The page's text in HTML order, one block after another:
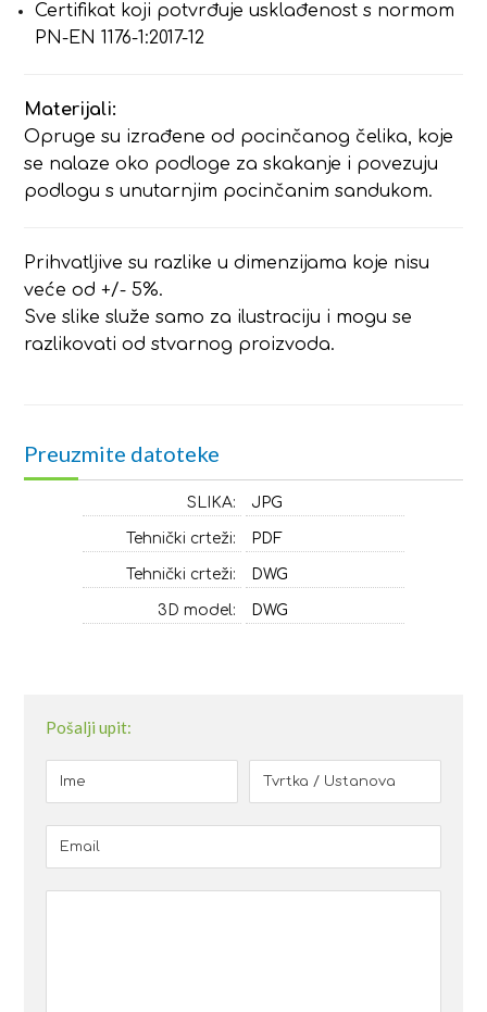
Certifikat koji potvrđuje usklađenost s normom
PN-EN 1176-1:2017-12
Materijali:
Opruge su izrađene od pocinčanog čelika, koje
se nalaze oko podloge za skakanje i povezuju
podlogu s unutarnjim pocinčanim sandukom.
Prihvatljive su razlike u dimenzijama koje nisu
veće od +/- 5%.
Sve slike služe samo za ilustraciju i mogu se
razlikovati od stvarnog proizvoda.
Preuzmite datoteke
SLIKA: JPG
Tehnički crteži: PDF
Tehnički crteži: DWG
3D model: DWG
Pošalji upit: